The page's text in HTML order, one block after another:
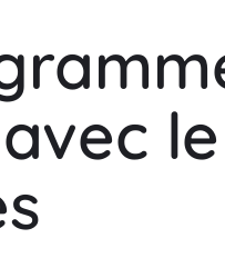
le